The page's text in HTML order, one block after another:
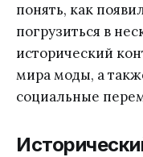
понять, как
погрузиться в
исторический
мира моды, а
социальные